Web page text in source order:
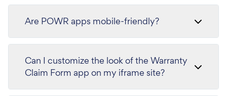
Are POWR apps mobile-friendly?
Can I customize the look of the Warranty
Claim Form app on my iframe site?